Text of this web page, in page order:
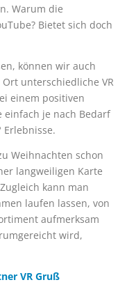
Warum die
Bietet sich doch
können wir auch
unterschiedliche VR
einem positiven
einfach je nach Bedarf
Weihnachten schon
langweiligen Karte
kann man
laufen lassen, von
aufmerksam
wird,
VR Gruß